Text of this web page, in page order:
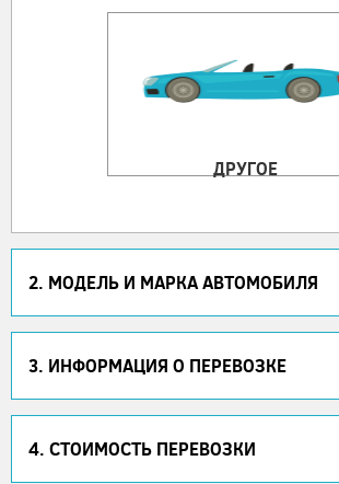
ДРУГОЕ
2. МОДЕЛЬ И МАРКА АВТОМОБИЛЯ
3. ИНФОРМАЦИЯ О ПЕРЕВОЗКЕ
4. СТОИМОСТЬ ПЕРЕВОЗКИ